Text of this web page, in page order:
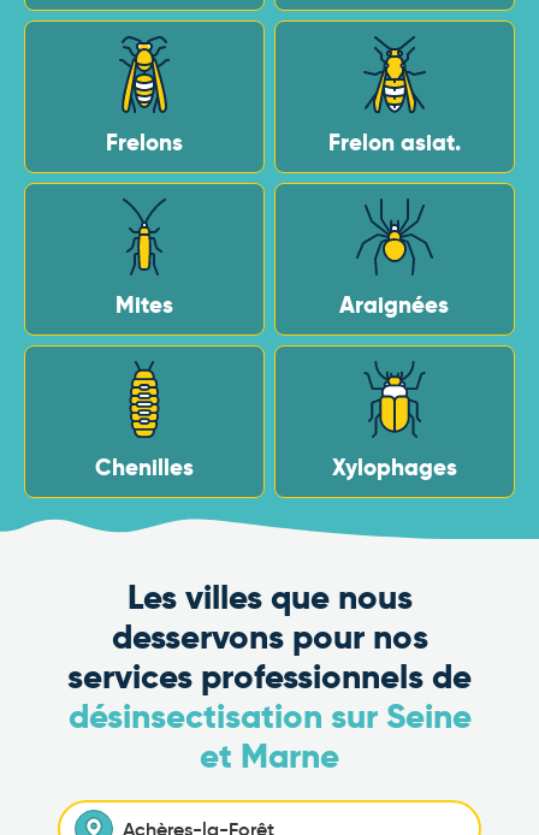
Frelons Frelon asiat.
Mites Araignées
Chenilles Xylophages
Les villes que nous
desservons pour nos
services professionnels de
désinsectisation sur Seine
et Marne
Achères-la-Forêt